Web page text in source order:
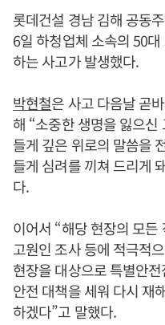
롯데건설 경남 김해 공동
6일 하청업체 소속의 50
하는 사고가 발생했다.
박현철은 사고 다음날 곧
해 “소중한 생명을 잃으
들게 깊은 위로의 말씀을
들게 심려를 끼쳐 드리게
다.
이어서 “해당 현장의 모
고원인 조사 등에 적극적
현장을 대상으로 특별안
안전 대책을 세워 다시 재
하겠다”고 말했다.